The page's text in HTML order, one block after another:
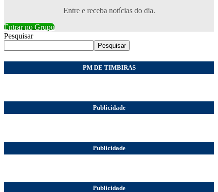
Entre e receba notícias do dia.
Entrar no Grupo
Pesquisar
Pesquisar
PM DE TIMBIRAS
Publicidade
Publicidade
Publicidade